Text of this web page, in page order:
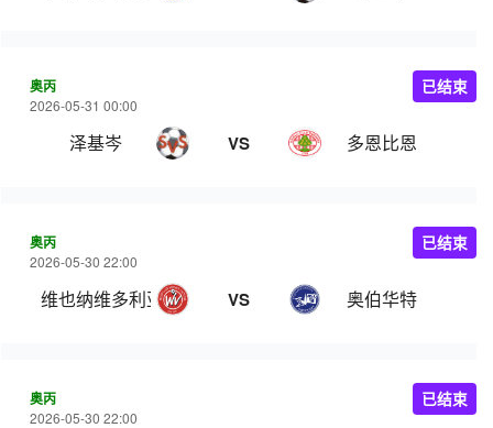
奥丙
2026-05-31 00:00
泽基岑 VS 多恩比恩
已结束
奥丙
2026-05-30 22:00
维也纳维多利亚 VS 奥伯华特
已结束
奥丙
2026-05-30 22:00
已结束